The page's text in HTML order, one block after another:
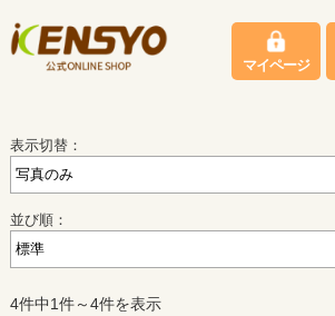
マイページ
表示切替：
並び順：
4件中1件～4件を表示